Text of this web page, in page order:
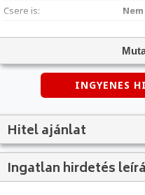
Csere is:
Nem
Nem
Gáz:
Csatorna:
INGYENES
Hitel ajánlat
Ingatlan hirdetés